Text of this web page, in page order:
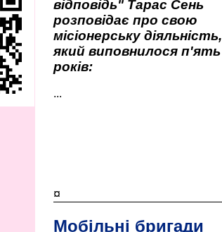
відповідь" Тарас Сень
розповідає про свою
місіонерську діяльність,
який виповнилося п'ять
років:
...
¤
Мобільні бригади